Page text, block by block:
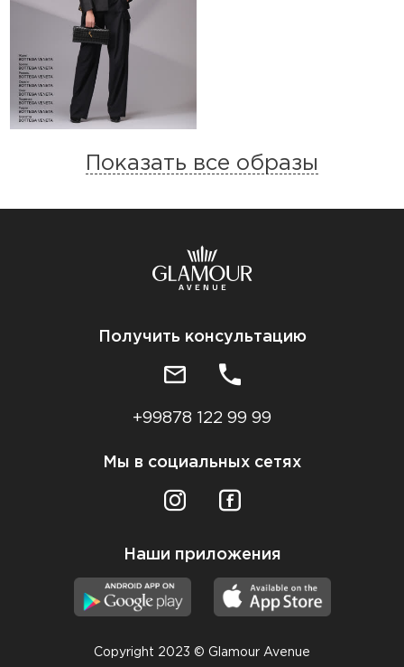
Показать все образы
Получить консультацию
+99878 122 99 99
Мы в социальных сетях
Наши приложения
Copyright 2023 © Glamour Avenue